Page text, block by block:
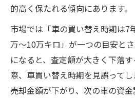
的高く保たれる傾向にあります。
市場では「車の買い替え時期は7
万〜10万キロ」が一つの目安と
になると、査定額が大きく下落
際、車買い替え時期を見誤って
売却金額が下がり、次の車の資